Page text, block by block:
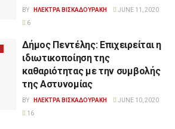
BY ΗΛΕΚΤΡΑ ΒΙΣΚΑΔΟΥΡΑΚΗ
JUNE 11, 2020
6
Δήμος Πεντέλης: Επιχειρείται η
ιδιωτικοποίηση της
καθαριότητας με την συμβολής
της Αστυνομίας
BY ΗΛΕΚΤΡΑ ΒΙΣΚΑΔΟΥΡΑΚΗ
JUNE 10, 2020
16